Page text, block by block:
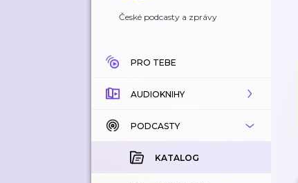
České podcasty a zprávy
PRO TEBE
AUDIOKNIHY
KATALOG
KOUPENÉ
PODCASTY
KATALOG